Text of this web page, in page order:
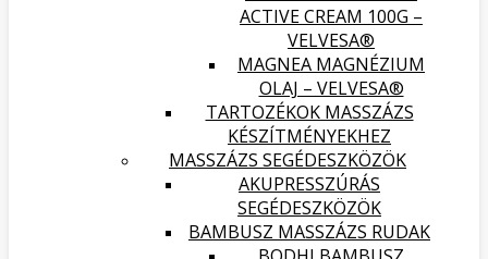
ACTIVE CREAM 100G –
VELVESA®
MAGNEA MAGNÉZIUM
OLAJ – VELVESA®
TARTOZÉKOK MASSZÁZS
KÉSZÍTMÉNYEKHEZ
MASSZÁZS SEGÉDESZKÖZÖK
AKUPRESSZÚRÁS
SEGÉDESZKÖZÖK
BAMBUSZ MASSZÁZS RUDAK